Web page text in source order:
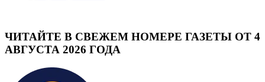
ЧИТАЙТЕ В СВЕЖЕМ НОМЕРЕ ГАЗЕТЫ ОТ 4
АВГУСТА 2026 ГОДА